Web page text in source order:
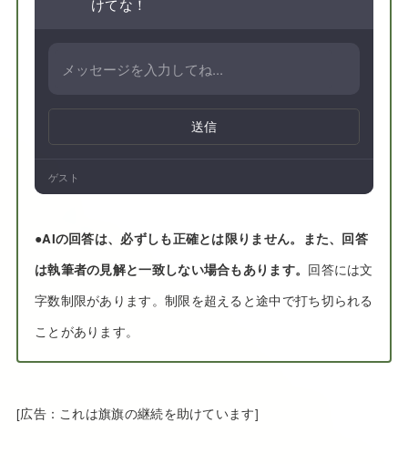
けてな！
送信
ゲスト
●AIの回答は、必ずしも正確とは限りません。また、回答
は執筆者の見解と一致しない場合もあります。 回答には文
字数制限があります。制限を超えると途中で打ち切られる
ことがあります。
[広告：これは旗旗の継続を助けています]